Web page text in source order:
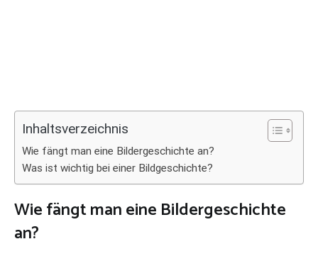
Inhaltsverzeichnis
Wie fängt man eine Bildergeschichte an?
Was ist wichtig bei einer Bildgeschichte?
Wie fängt man eine Bildergeschichte
an?